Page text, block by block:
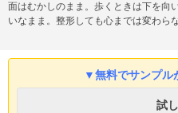
面はむかしのまま。歩くときは下を向
いなまま。整形しても心までは変わら
ち香里とも内心少しどきどきしなが
ての暗い過去をしる男、藤枝だった
▼無料でサンプル
試